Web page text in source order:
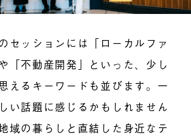
セッションには「ローカルファ
「不動産開発」といった、少し
えるキーワードも並びます。一
い話題に感じるかもしれません
域の暮らしと直結した身近なテ